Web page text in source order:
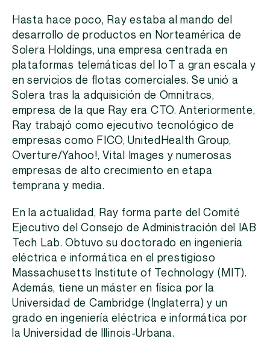
Hasta hace poco, Ray estaba al mando del
desarrollo de productos en Norteamérica de
Solera Holdings, una empresa centrada en
plataformas telemáticas del IoT a gran escala y
en servicios de flotas comerciales. Se unió a
Solera tras la adquisición de Omnitracs,
empresa de la que Ray era CTO. Anteriormente,
Ray trabajó como ejecutivo tecnológico de
empresas como FICO, UnitedHealth Group,
Overture/Yahoo!, Vital Images y numerosas
empresas de alto crecimiento en etapa
temprana y media.
En la actualidad, Ray forma parte del Comité
Ejecutivo del Consejo de Administración del IAB
Tech Lab. Obtuvo su doctorado en ingeniería
eléctrica e informática en el prestigioso
Massachusetts Institute of Technology (MIT).
Además, tiene un máster en física por la
Universidad de Cambridge (Inglaterra) y un
grado en ingeniería eléctrica e informática por
la Universidad de Illinois-Urbana.